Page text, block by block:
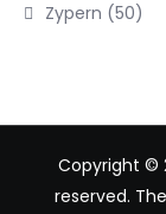
Zypern (50)
Copyright ©
reserved.